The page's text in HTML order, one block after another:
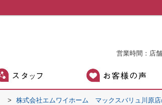
営業時間：店
> 株式会社エムワイホーム マックスバリュ川原店